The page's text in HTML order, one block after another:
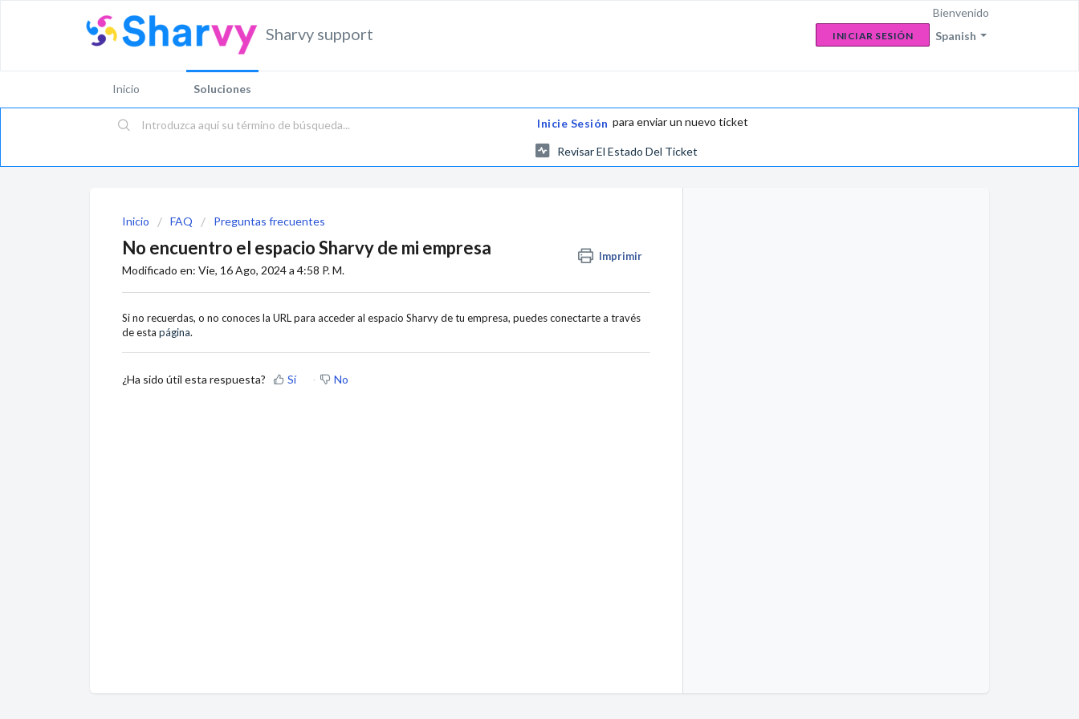
Sharvy support Spanish
Bienvenido
INICIAR SESIÓN
Inicio Soluciones
Inicie Sesión para enviar un nuevo ticket
Revisar El Estado Del Ticket
Inicio FAQ Preguntas frecuentes
No encuentro el espacio Sharvy de mi empresa Imprimir
Modificado en: Vie, 16 Ago, 2024 a 4:58 P. M.
Si no recuerdas, o no conoces la URL para acceder al espacio Sharvy de tu empresa, puedes conectarte a través
de esta página.
¿Ha sido útil esta respuesta? Sí No